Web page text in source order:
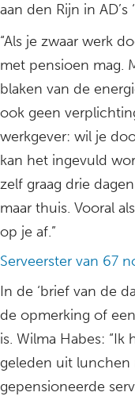
aan den Rijn in AD’s
“Als je zwaar werk
met pensioen mag.
blaken van de
ook geen
werkgever: wil je
kan het ingevuld
zelf graag drie
maar thuis. Vooral
op je af.”
Serveerster van 67
In de ‘brief van de
de opmerking of
is. Wilma Habes:
geleden uit
gepensioneerde